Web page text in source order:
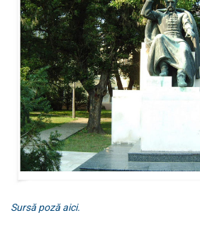
Sursă poză aici.